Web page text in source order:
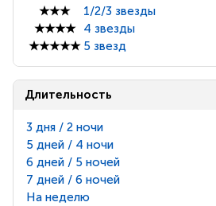
★★★
1/2/3 звезды
★★★★
4 звезды
★★★★★ 5 звезд
Длительность
3 дня / 2 ночи
5 дней / 4 ночи
6 дней / 5 ночей
7 дней / 6 ночей
На неделю